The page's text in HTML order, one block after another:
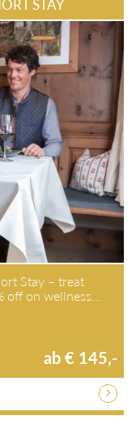
STAY
Stay – treat
off on wellness…
ab € 145,-